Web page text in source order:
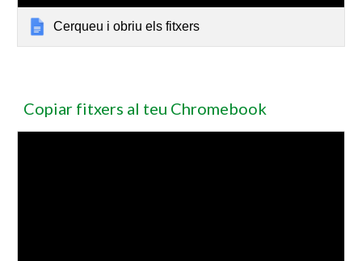
Cerqueu i obriu els fitxers
Copiar fitxers al teu Chromebook